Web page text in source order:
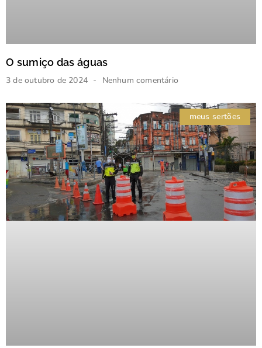
O sumiço das águas
3 de outubro de 2024 Nenhum comentário
meus sertões